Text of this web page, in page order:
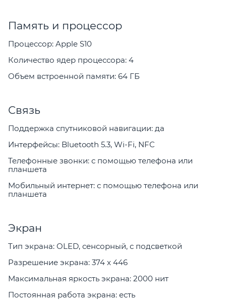
Память и процессор
Процессор: Apple S10
Количество ядер процессора: 4
Объем встроенной памяти: 64 ГБ
Связь
Поддержка спутниковой навигации: да
Интерфейсы: Bluetooth 5.3, Wi-Fi, NFC
Телефонные звонки: с помощью телефона или
планшета
Мобильный интернет: с помощью телефона или
планшета
Экран
Тип экрана: OLED, сенсорный, с подсветкой
Разрешение экрана: 374 x 446
Максимальная яркость экрана: 2000 нит
Постоянная работа экрана: есть